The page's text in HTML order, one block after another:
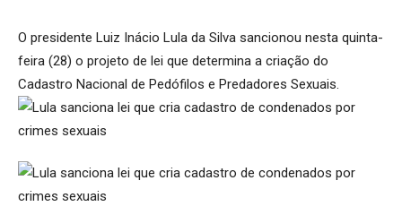
O presidente Luiz Inácio Lula da Silva sancionou nesta quinta-
feira (28) o projeto de lei que determina a criação do
Cadastro Nacional de Pedófilos e Predadores Sexuais.